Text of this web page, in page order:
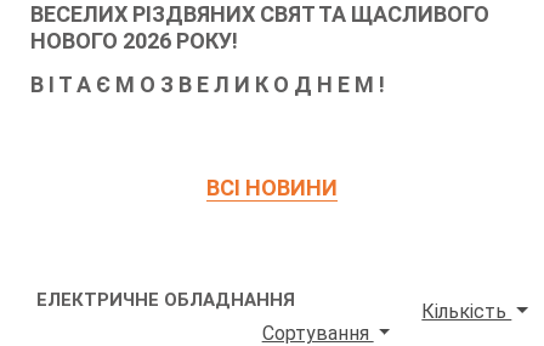
ВЕСЕЛИХ РІЗДВЯНИХ СВЯТ ТА ЩАСЛИВОГО
НОВОГО 2026 РОКУ!
В І Т А Є М О З В Е Л И К О Д Н Е М !
ВСІ НОВИНИ
ЕЛЕКТРИЧНЕ ОБЛАДНАННЯ
Кількість
Сортування